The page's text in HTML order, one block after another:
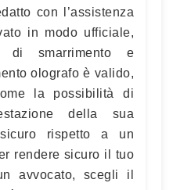
con l’assistenza
in modo ufficiale,
di smarrimento e
olografo è valido,
la possibilità di
della sua
rispetto a un
rendere sicuro il tuo
avvocato, scegli il